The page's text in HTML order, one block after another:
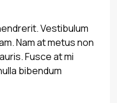
Vestibulum
Nam at metus non
Fusce at mi
bibendum